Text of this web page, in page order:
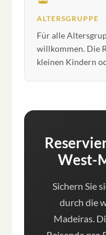
ALTERSGRUPPE
Für alle
willkommen. Die
kleinen Kindern
West-
Sichern Sie
durch die
Madeiras.